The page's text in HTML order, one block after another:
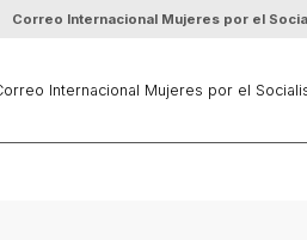
Correo Internacional Mujeres por el
Internacional Mujeres por el